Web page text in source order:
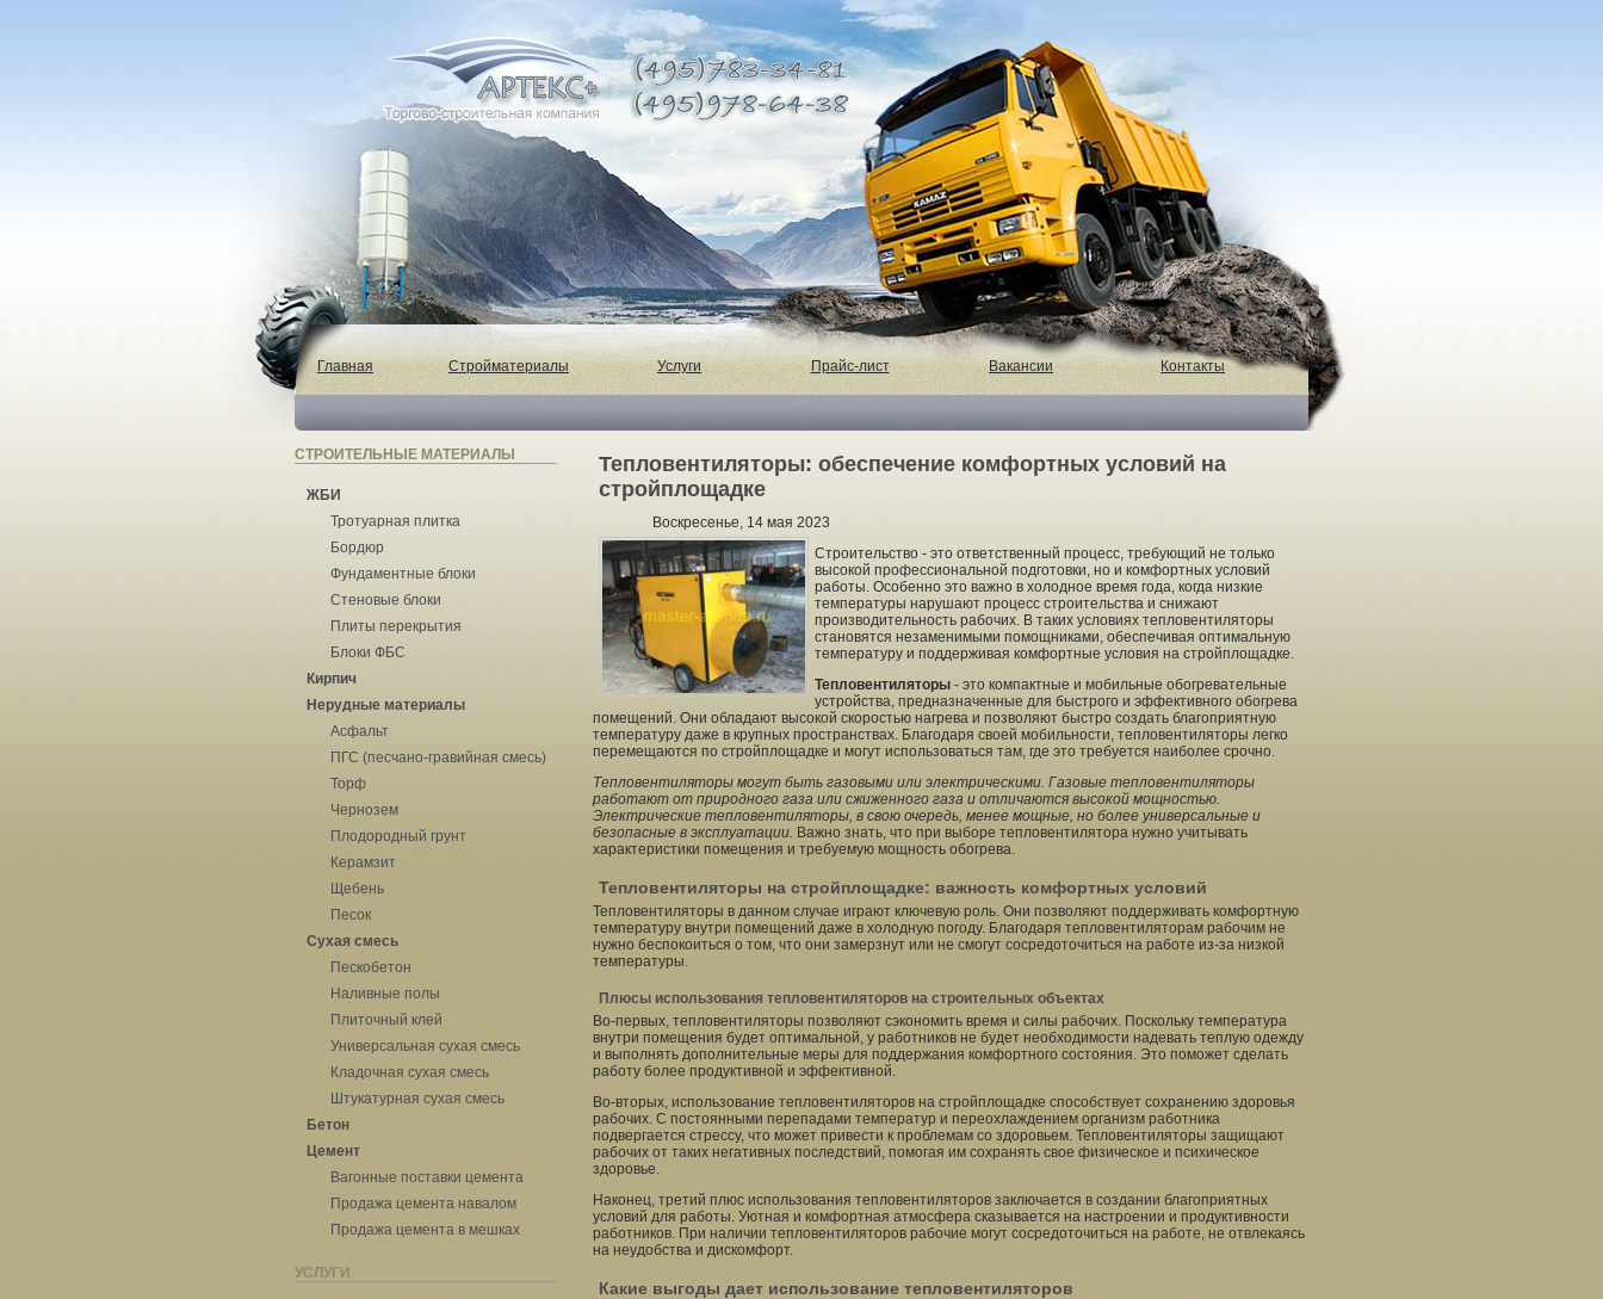
Главная Стройматериалы Услуги Прайс-лист Вакансии Контакты
СТРОИТЕЛЬНЫЕ МАТЕРИАЛЫ
ЖБИ
Тротуарная плитка
Бордюр
Фундаментные блоки
Стеновые блоки
Плиты перекрытия
Блоки ФБС
Кирпич
Нерудные материалы
Асфальт
ПГС (песчано-гравийная смесь)
Торф
Чернозем
Плодородный грунт
Керамзит
Щебень
Песок
Сухая смесь
Пескобетон
Наливные полы
Плиточный клей
Универсальная сухая смесь
Кладочная сухая смесь
Штукатурная сухая смесь
Бетон
Цемент
Вагонные поставки цемента
Продажа цемента навалом
Продажа цемента в мешках
УСЛУГИ
Тепловентиляторы: обеспечение комфортных условий на
стройплощадке
Воскресенье, 14 мая 2023
Строительство - это ответственный процесс, требующий не только
высокой профессиональной подготовки, но и комфортных условий
работы. Особенно это важно в холодное время года, когда низкие
температуры нарушают процесс строительства и снижают
производительность рабочих. В таких условиях тепловентиляторы
становятся незаменимыми помощниками, обеспечивая оптимальную
температуру и поддерживая комфортные условия на стройплощадке.
Тепловентиляторы - это компактные и мобильные обогревательные
устройства, предназначенные для быстрого и эффективного обогрева
помещений. Они обладают высокой скоростью нагрева и позволяют быстро создать благоприятную
температуру даже в крупных пространствах. Благодаря своей мобильности, тепловентиляторы легко
перемещаются по стройплощадке и могут использоваться там, где это требуется наиболее срочно.
Тепловентиляторы могут быть газовыми или электрическими. Газовые тепловентиляторы
работают от природного газа или сжиженного газа и отличаются высокой мощностью.
Электрические тепловентиляторы, в свою очередь, менее мощные, но более универсальные и
безопасные в эксплуатации. Важно знать, что при выборе тепловентилятора нужно учитывать
характеристики помещения и требуемую мощность обогрева.
Тепловентиляторы на стройплощадке: важность комфортных условий
Тепловентиляторы в данном случае играют ключевую роль. Они позволяют поддерживать комфортную
температуру внутри помещений даже в холодную погоду. Благодаря тепловентиляторам рабочим не
нужно беспокоиться о том, что они замерзнут или не смогут сосредоточиться на работе из-за низкой
температуры.
Плюсы использования тепловентиляторов на строительных объектах
Во-первых, тепловентиляторы позволяют сэкономить время и силы рабочих. Поскольку температура
внутри помещения будет оптимальной, у работников не будет необходимости надевать теплую одежду
и выполнять дополнительные меры для поддержания комфортного состояния. Это поможет сделать
работу более продуктивной и эффективной.
Во-вторых, использование тепловентиляторов на стройплощадке способствует сохранению здоровья
рабочих. С постоянными перепадами температур и переохлаждением организм работника
подвергается стрессу, что может привести к проблемам со здоровьем. Тепловентиляторы защищают
рабочих от таких негативных последствий, помогая им сохранять свое физическое и психическое
здоровье.
Наконец, третий плюс использования тепловентиляторов заключается в создании благоприятных
условий для работы. Уютная и комфортная атмосфера сказывается на настроении и продуктивности
работников. При наличии тепловентиляторов рабочие могут сосредоточиться на работе, не отвлекаясь
на неудобства и дискомфорт.
Какие выгоды дает использование тепловентиляторов